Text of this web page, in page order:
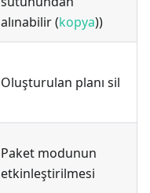
alınabilir (kopya))
Oluşturulan planı sil
Paket modunun
etkinleştirilmesi